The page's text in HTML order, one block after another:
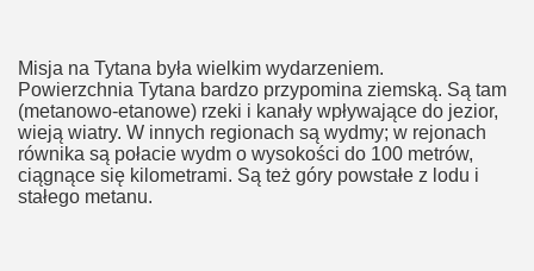
Misja na Tytana była wielkim wydarzeniem.
Powierzchnia Tytana bardzo przypomina ziemską. Są tam
(metanowo-etanowe) rzeki i kanały wpływające do jezior,
wieją wiatry. W innych regionach są wydmy; w rejonach
równika są połacie wydm o wysokości do 100 metrów,
ciągnące się kilometrami. Są też góry powstałe z lodu i
stałego metanu.